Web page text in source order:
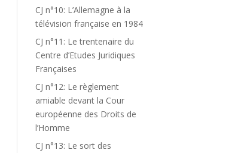
CJ n°10: L’Allemagne à la
télévision française en 1984
CJ n°11: Le trentenaire du
Centre d’Etudes Juridiques
Françaises
CJ n°12: Le règlement
amiable devant la Cour
européenne des Droits de
l’Homme
CJ n°13: Le sort des